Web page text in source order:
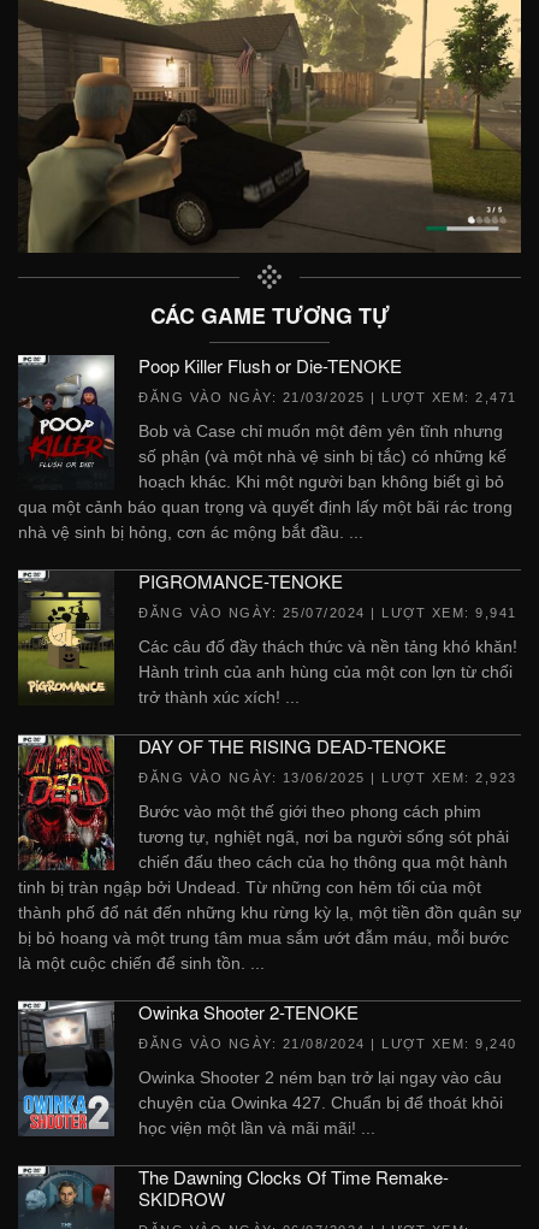
CÁC GAME TƯƠNG TỰ
Poop Killer Flush or Die-TENOKE
ĐĂNG VÀO NGÀY: 21/03/2025 | LƯỢT XEM: 2,471
Bob và Case chỉ muốn một đêm yên tĩnh nhưng
số phận (và một nhà vệ sinh bị tắc) có những kế
hoạch khác. Khi một người bạn không biết gì bỏ
qua một cảnh báo quan trọng và quyết định lấy một bãi rác trong
nhà vệ sinh bị hỏng, cơn ác mộng bắt đầu. ...
PIGROMANCE-TENOKE
ĐĂNG VÀO NGÀY: 25/07/2024 | LƯỢT XEM: 9,941
Các câu đố đầy thách thức và nền tảng khó khăn!
Hành trình của anh hùng của một con lợn từ chối
trở thành xúc xích! ...
DAY OF THE RISING DEAD-TENOKE
ĐĂNG VÀO NGÀY: 13/06/2025 | LƯỢT XEM: 2,923
Bước vào một thế giới theo phong cách phim
tương tự, nghiệt ngã, nơi ba người sống sót phải
chiến đấu theo cách của họ thông qua một hành
tinh bị tràn ngập bởi Undead. Từ những con hẻm tối của một
thành phố đổ nát đến những khu rừng kỳ lạ, một tiền đồn quân sự
bị bỏ hoang và một trung tâm mua sắm ướt đẫm máu, mỗi bước
là một cuộc chiến để sinh tồn. ...
Owinka Shooter 2-TENOKE
ĐĂNG VÀO NGÀY: 21/08/2024 | LƯỢT XEM: 9,240
Owinka Shooter 2 ném bạn trở lại ngay vào câu
chuyện của Owinka 427. Chuẩn bị để thoát khỏi
học viện một lần và mãi mãi! ...
The Dawning Clocks Of Time Remake-
SKIDROW